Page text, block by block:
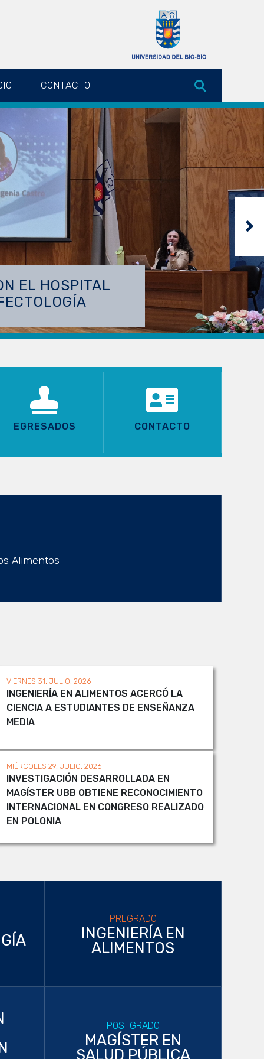
CONTACTO
CON NUEVO PROYECTO
EGRESADOS CONTACTO
Alimentos
VIERNES 31, JULIO, 2026
INGENIERÍA EN ALIMENTOS ACERCÓ LA
CIENCIA A ESTUDIANTES DE ENSEÑANZA
MEDIA
MIÉRCOLES 29, JULIO, 2026
INVESTIGACIÓN DESARROLLADA EN
MAGÍSTER UBB OBTIENE RECONOCIMIENTO
INTERNACIONAL EN CONGRESO REALIZADO
EN POLONIA
PREGRADO
INGENIERÍA EN
ALIMENTOS
POSTGRADO
MAGÍSTER EN
SALUD PÚBLICA